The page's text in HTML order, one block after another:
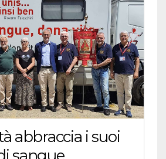
abbraccia i suoi